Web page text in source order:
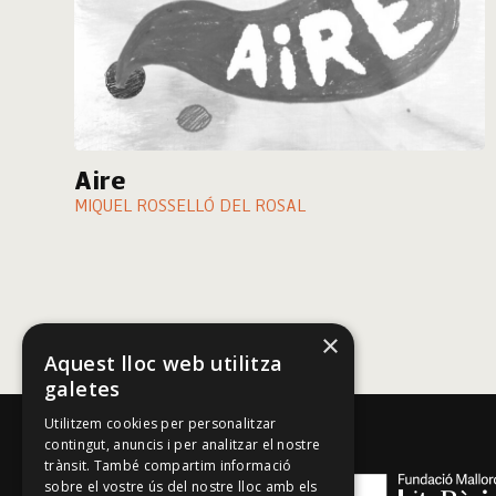
Aire
MIQUEL ROSSELLÓ DEL ROSAL
×
Aquest lloc web utilitza
galetes
Utilitzem cookies per personalitzar
contingut, anuncis i per analitzar el nostre
trànsit. També compartim informació
sobre el vostre ús del nostre lloc amb els